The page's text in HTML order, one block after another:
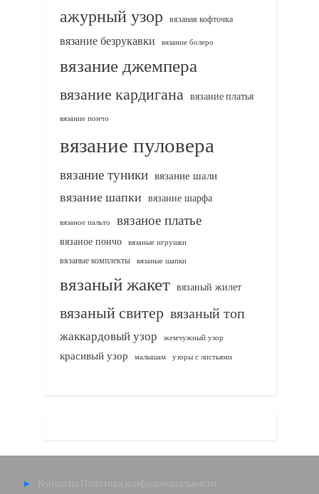
ажурный узор вязаная кофточка
вязание безрукавки вязание болеро
вязание джемпера
вязание кардигана вязание платья
вязание пончо
вязание пуловера
вязание туники вязание шали
вязание шапки вязание шарфа
вязаное пальто вязаное платье
вязаное пончо вязаные игрушки
вязаные комплекты
вязаные шапки
вязаный жакет вязаный жилет
вязаный свитер вязаный топ
жаккардовый узор жемчужный узор
красивый узор малышам узоры с листьями
Контакты Политика конфиденциальности